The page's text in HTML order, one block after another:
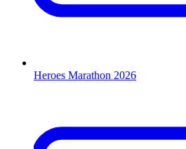
Heroes Marathon 2026